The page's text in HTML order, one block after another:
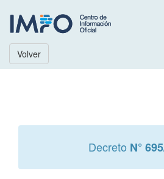
Volver
Decreto N°